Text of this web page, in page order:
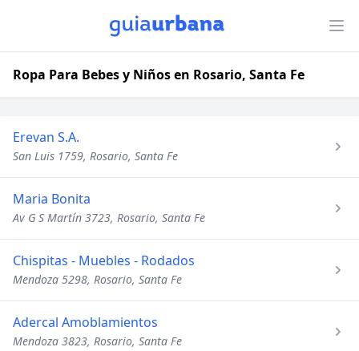
Ropa Para Bebes y Niños en Rosario, Santa Fe
Erevan S.A.
San Luis 1759, Rosario, Santa Fe
Maria Bonita
Av G S Martín 3723, Rosario, Santa Fe
Chispitas - Muebles - Rodados
Mendoza 5298, Rosario, Santa Fe
Adercal Amoblamientos
Mendoza 3823, Rosario, Santa Fe